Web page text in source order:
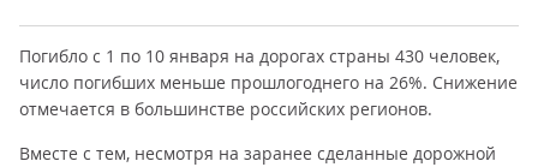
Погибло с 1 по 10 января на дорогах страны 430 человек,
число погибших меньше прошлогоднего на 26%. Снижение
отмечается в большинстве российских регионов.
Вместе с тем, несмотря на заранее сделанные дорожной